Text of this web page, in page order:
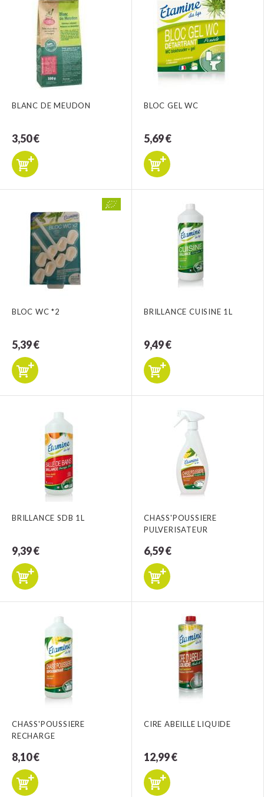
BLANC DE MEUDON
3,50 €
BLOC GEL WC
5,69 €
BLOC WC *2
5,39 €
BRILLANCE CUISINE 1L
9,49 €
BRILLANCE SDB 1L
9,39 €
CHASS'POUSSIERE
PULVERISATEUR
6,59 €
CHASS'POUSSIERE
RECHARGE
8,10 €
CIRE ABEILLE LIQUIDE
12,99 €